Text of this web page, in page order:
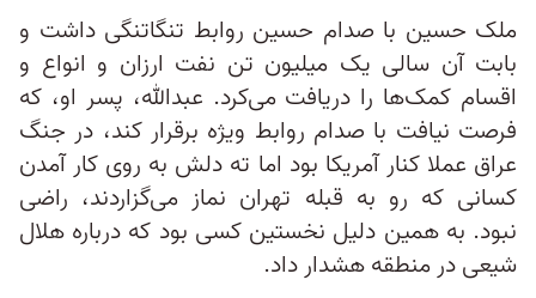
ملک حسین با صدام حسین روابط تنگاتنگی داشت و
بابت آن سالی یک میلیون تن نفت ارزان و انواع و
اقسام کمک‌ها را دریافت می‌کرد. عبدالله، پسر او، که
فرصت نیافت با صدام روابط ویژه برقرار کند، در جنگ
عراق عملا کنار آمریکا بود اما ته دلش به روی کار آمدن
کسانی که رو به قبله تهران نماز می‌گزاردند، راضی
نبود. به همین دلیل نخستین کسی بود که درباره هلال
شیعی در منطقه هشدار داد.